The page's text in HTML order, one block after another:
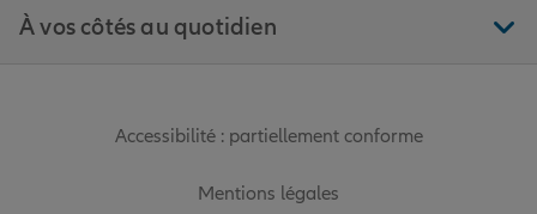
À vos côtés au quotidien
Accessibilité : partiellement conforme
Mentions légales